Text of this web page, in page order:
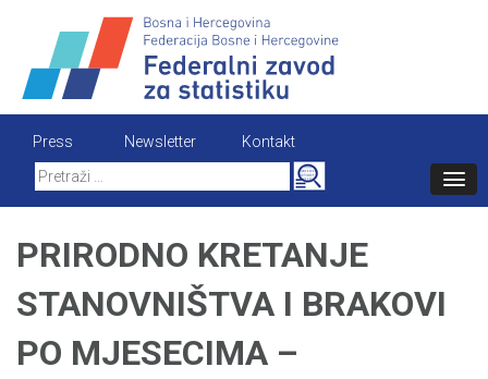
content
Press Newsletter
Kontakt
Search
for:
PRIRODNO KRETANJE
STANOVNIŠTVA I BRAKOVI
PO MJESECIMA –